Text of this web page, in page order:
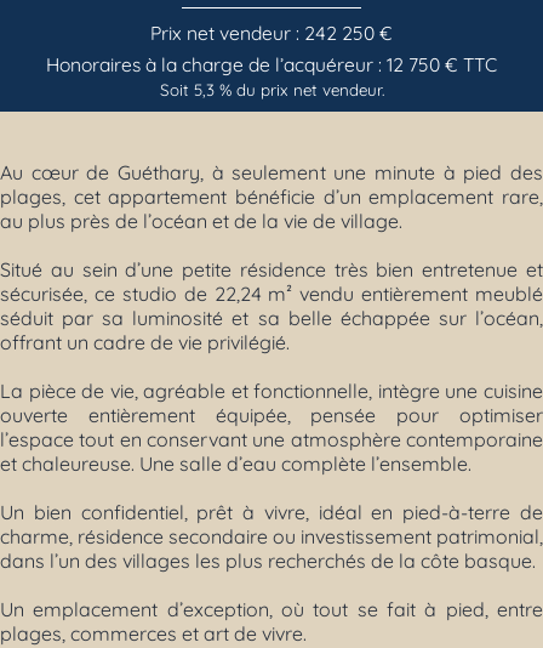
Prix net vendeur : 242 250 €
Honoraires à la charge de l’acquéreur : 12 750 € TTC
Soit 5,3 % du prix net vendeur.
Au cœur de Guéthary, à seulement une minute à pied des
plages, cet appartement bénéficie d’un emplacement rare,
au plus près de l’océan et de la vie de village.
Situé au sein d’une petite résidence très bien entretenue et
sécurisée, ce studio de 22,24 m² vendu entièrement meublé
séduit par sa luminosité et sa belle échappée sur l’océan,
offrant un cadre de vie privilégié.
La pièce de vie, agréable et fonctionnelle, intègre une cuisine
ouverte entièrement équipée, pensée pour optimiser
l’espace tout en conservant une atmosphère contemporaine
et chaleureuse. Une salle d’eau complète l’ensemble.
Un bien confidentiel, prêt à vivre, idéal en pied-à-terre de
charme, résidence secondaire ou investissement patrimonial,
dans l’un des villages les plus recherchés de la côte basque.
Un emplacement d’exception, où tout se fait à pied, entre
plages, commerces et art de vivre.